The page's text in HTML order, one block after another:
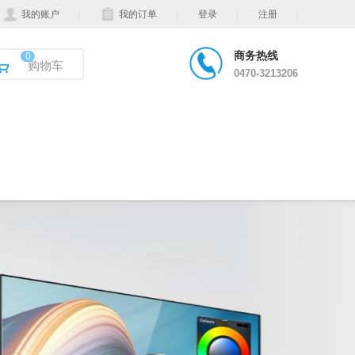
我的账户 我的订单 登录 注册
购物车
0 商务热线
0470-3213206